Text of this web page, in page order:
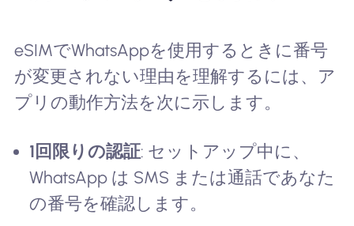
eSIMでWhatsAppを使用するときに番号
が変更されない理由を理解するには、ア
プリの動作方法を次に示します。
1回限りの認証: セットアップ中に、
WhatsApp は SMS または通話であなた
の番号を確認します。